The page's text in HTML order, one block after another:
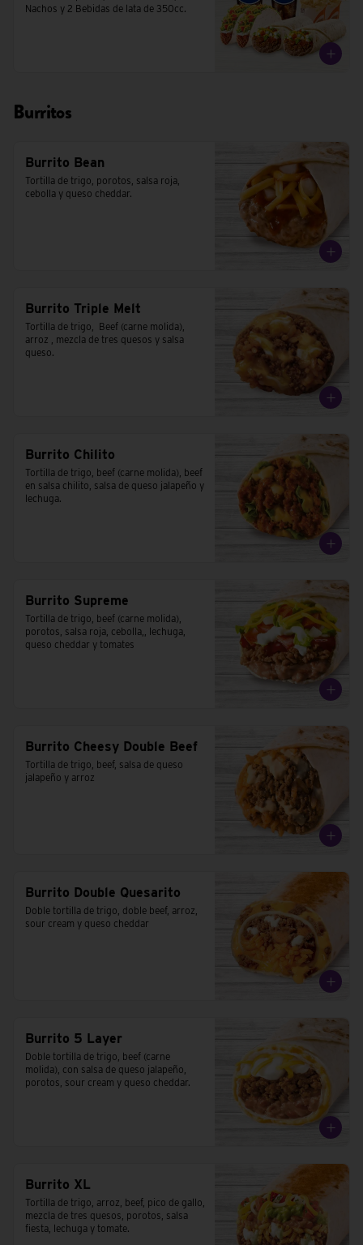
Nachos y 2 Bebidas de lata de 350cc.
Burritos
Burrito Bean
Tortilla de trigo, porotos, salsa roja,
cebolla y queso cheddar.
Burrito Triple Melt
Tortilla de trigo,  Beef (carne molida),
arroz , mezcla de tres quesos y salsa
queso.
Burrito Chilito
Tortilla de trigo, beef (carne molida), beef
en salsa chilito, salsa de queso jalapeño y
lechuga.
Burrito Supreme
Tortilla de trigo, beef (carne molida),
porotos, salsa roja, cebolla,, lechuga,
queso cheddar y tomates
Burrito Cheesy Double Beef
Tortilla de trigo, beef, salsa de queso
jalapeño y arroz
Burrito Double Quesarito
Doble tortilla de trigo, doble beef, arroz,
sour cream y queso cheddar
Burrito 5 Layer
Doble tortilla de trigo, beef (carne
molida), con salsa de queso jalapeño,
porotos, sour cream y queso cheddar.
Burrito XL
Tortilla de trigo, arroz, beef, pico de gallo,
mezcla de tres quesos, porotos, salsa
fiesta, lechuga y tomate.